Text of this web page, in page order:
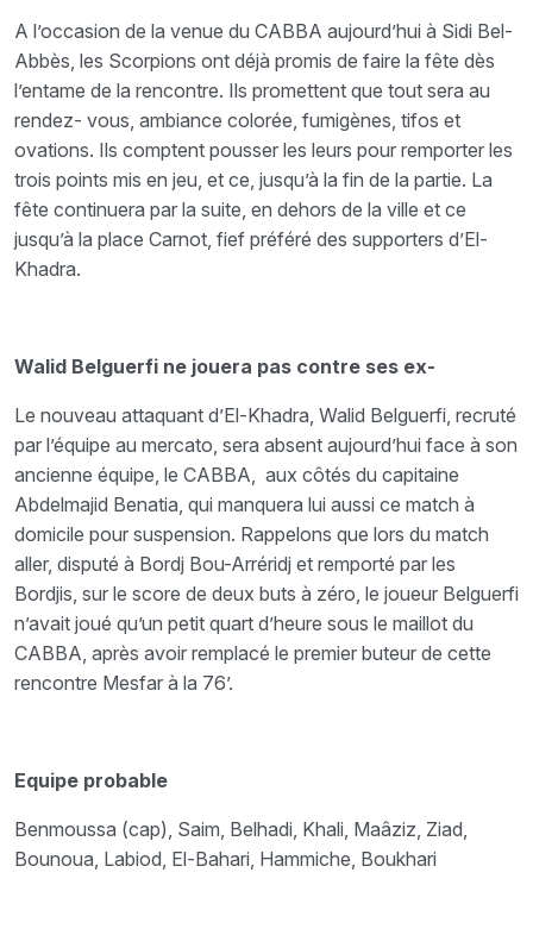
A l’occasion de la venue du CABBA aujourd’hui à Sidi Bel-
Abbès, les Scorpions ont déjà promis de faire la fête dès
l’entame de la rencontre. Ils promettent que tout sera au
rendez- vous, ambiance colorée, fumigènes, tifos et
ovations. Ils comptent pousser les leurs pour remporter les
trois points mis en jeu, et ce, jusqu’à la fin de la partie. La
fête continuera par la suite, en dehors de la ville et ce
jusqu’à la place Carnot, fief préféré des supporters d’El-
Khadra.
Walid Belguerfi ne jouera pas contre ses ex-
Le nouveau attaquant d’El-Khadra, Walid Belguerfi, recruté
par l’équipe au mercato, sera absent aujourd’hui face à son
ancienne équipe, le CABBA, aux côtés du capitaine
Abdelmajid Benatia, qui manquera lui aussi ce match à
domicile pour suspension. Rappelons que lors du match
aller, disputé à Bordj Bou-Arréridj et remporté par les
Bordjis, sur le score de deux buts à zéro, le joueur Belguerfi
n’avait joué qu’un petit quart d’heure sous le maillot du
CABBA, après avoir remplacé le premier buteur de cette
rencontre Mesfar à la 76’.
Equipe probable
Benmoussa (cap), Saim, Belhadi, Khali, Maâziz, Ziad,
Bounoua, Labiod, El-Bahari, Hammiche, Boukhari